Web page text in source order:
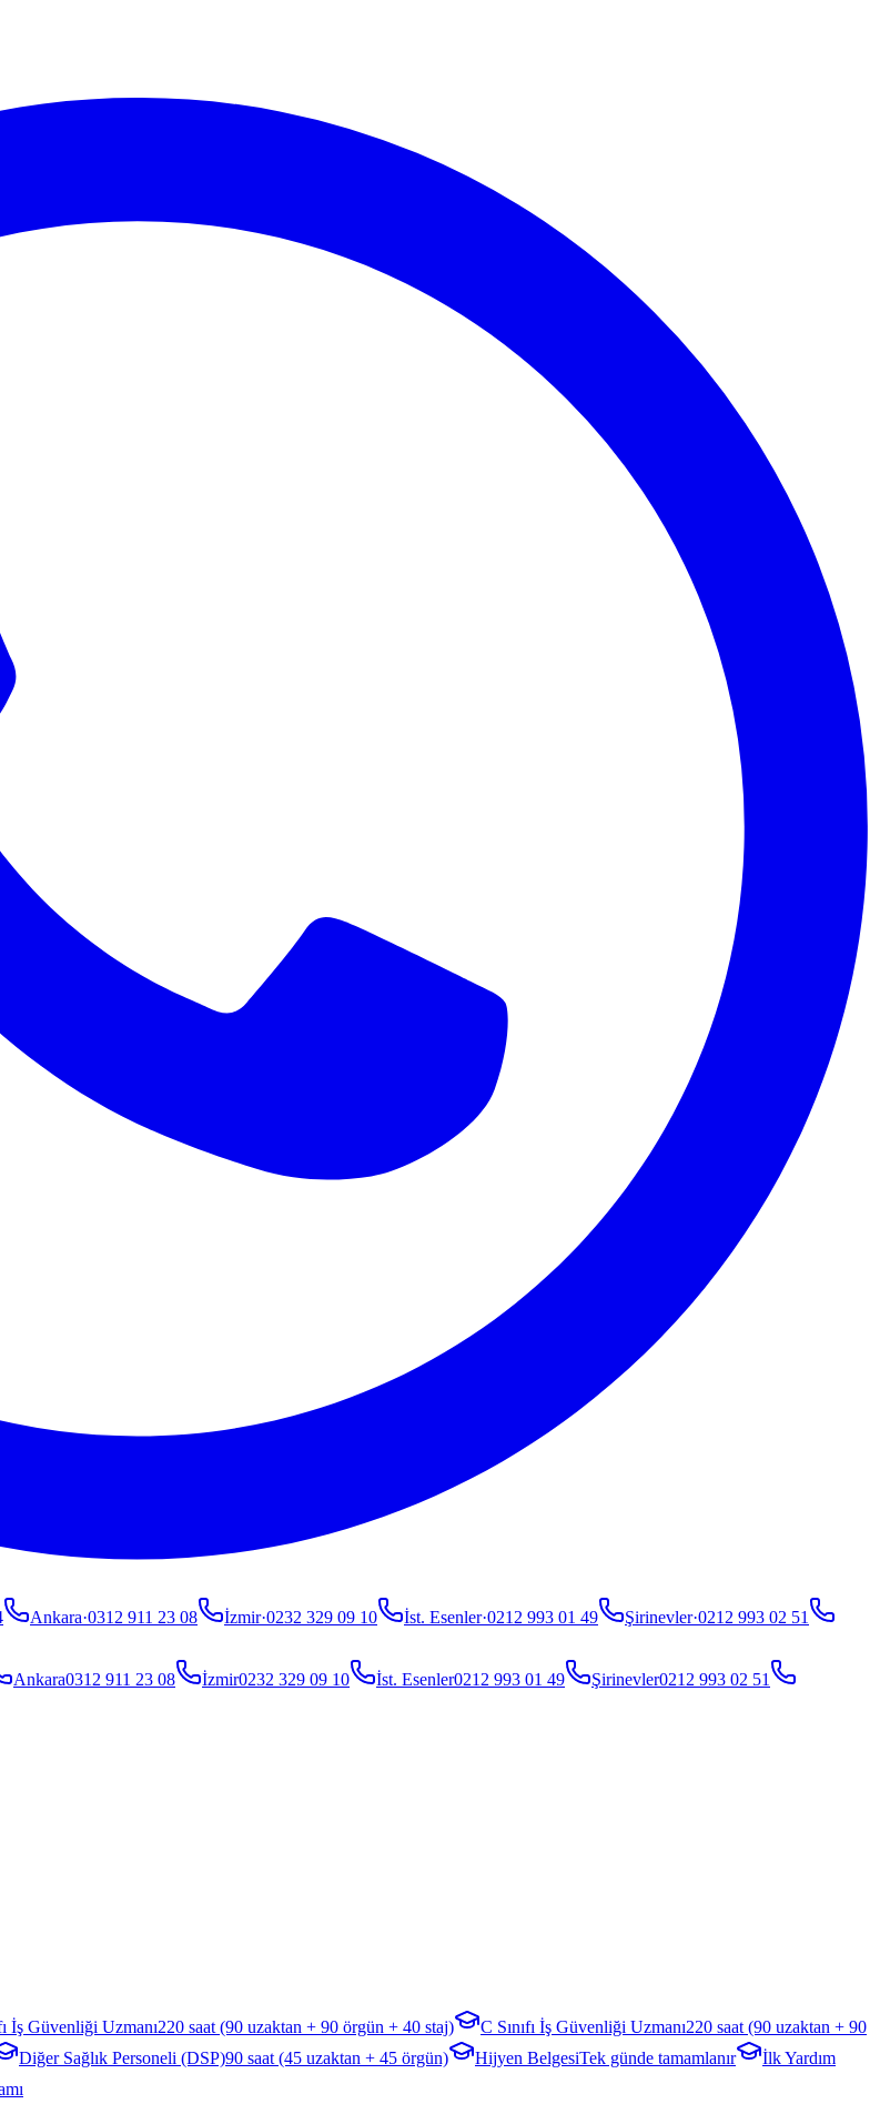
Ankara·0312 911 23 08 İzmir·0232 329 09 10 İst. Esenler·0212 993 01 49 Şirinevler·0212 993 02 51
Ankara0312 911 23 08 İzmir0232 329 09 10 İst. Esenler0212 993 01 49 Şirinevler0212 993 02 51
İş Güvenliği Uzmanı220 saat (90 uzaktan + 90 örgün + 40 staj) C Sınıfı İş Güvenliği Uzmanı220 saat (90 uzaktan + 90
Diğer Sağlık Personeli (DSP)90 saat (45 uzaktan + 45 örgün) Hijyen BelgesiTek günde tamamlanır
İlk Yardım